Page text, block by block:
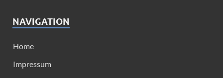
NAVIGATION
Home
Impressum